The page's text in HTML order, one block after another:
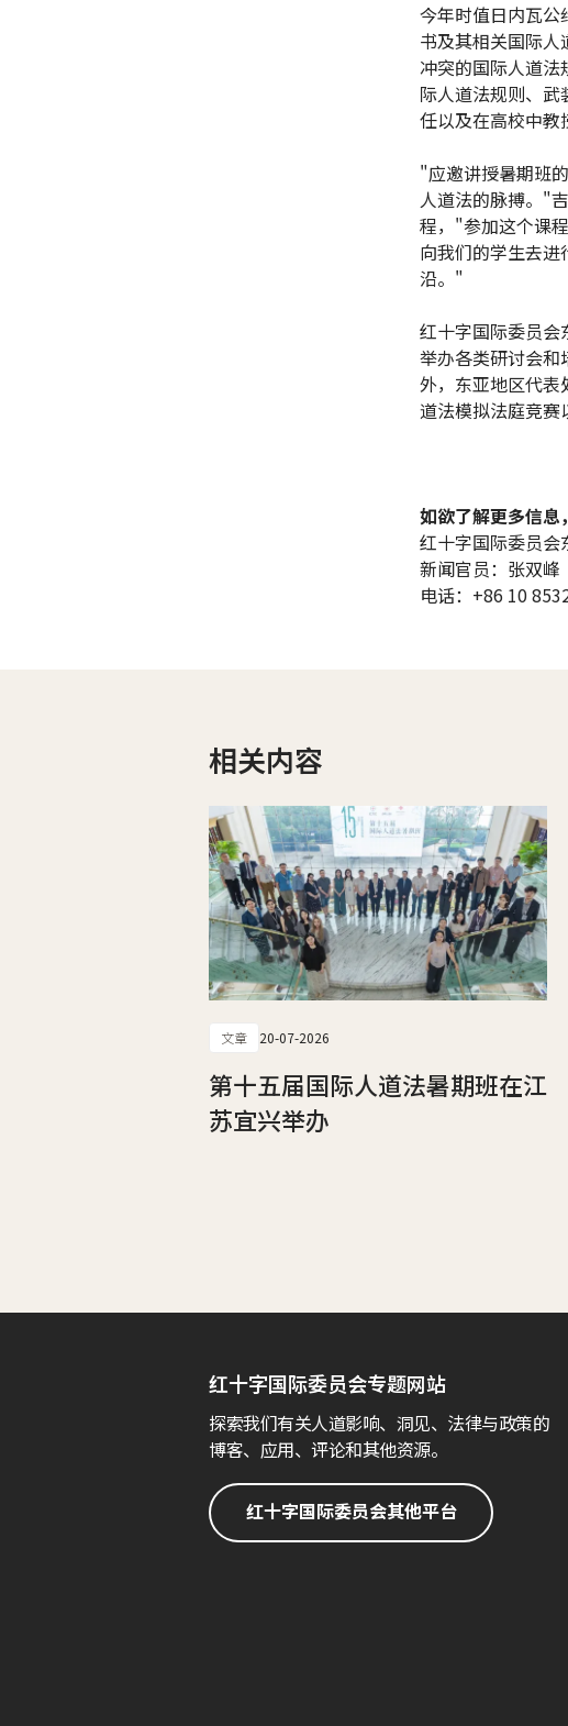
今年时值日内瓦公
书及其相关国际
冲突的国际人道法
际人道法规则、
任以及在高校中教
"应邀讲授暑期班
人道法的脉搏。"
程，"参加这个课
向我们的学生去
沿。"
红十字国际委员会
举办各类研讨会和
外，东亚地区代表
道法模拟法庭竞赛
如欲了解更多信息
红十字国际委员会
新闻官员：张双峰
电话：+86 10
相关内容
文章 20-07-2026
第十五届国际人道法暑期班在江
苏宜兴举办
红十字国际委员会专题网站
探索我们有关人道影响、洞见、法律与政策的
博客、应用、评论和其他资源。
红十字国际委员会其他平台